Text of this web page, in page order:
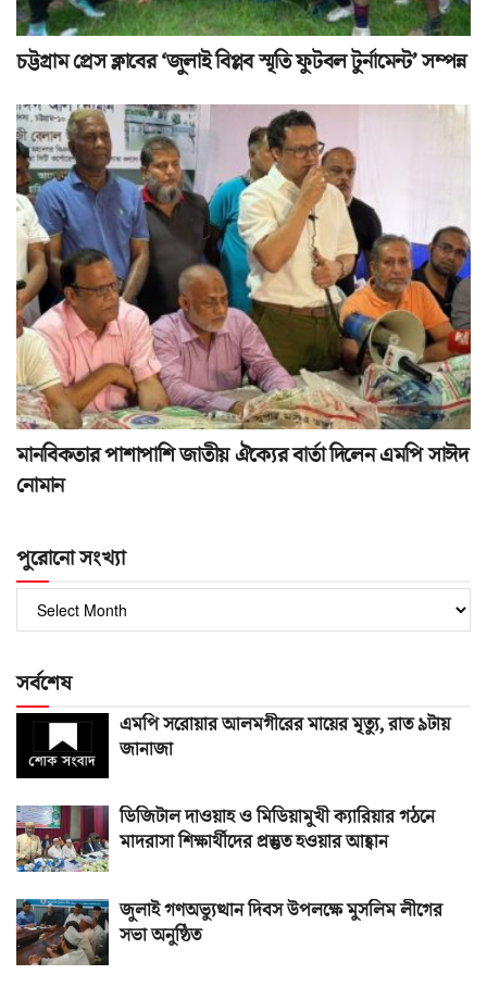
চট্টগ্রাম প্রেস ক্লাবের ‘জুলাই বিপ্লব স্মৃতি ফুটবল টুর্নামেন্ট’ সম্পন্ন
মানবিকতার পাশাপাশি জাতীয় ঐক্যের বার্তা দিলেন এমপি সাঈদ
নোমান
পুরোনো সংখ্যা
সংখ্যা
সর্বশেষ
এমপি সরোয়ার আলমগীরের মায়ের মৃত্যু, রাত ৯টায়
জানাজা
ডিজিটাল দাওয়াহ ও মিডিয়ামুখী ক্যারিয়ার গঠনে
মাদরাসা শিক্ষার্থীদের প্রস্তুত হওয়ার আহ্বান
জুলাই গণঅভ্যুত্থান দিবস উপলক্ষে মুসলিম লীগের
সভা অনুষ্ঠিত